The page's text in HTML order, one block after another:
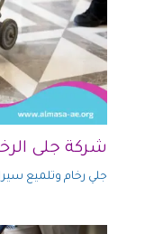
شركة جلى
جلي رخام وتلميع